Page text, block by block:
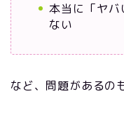
本当に「ヤ
ない
など、問題があるの